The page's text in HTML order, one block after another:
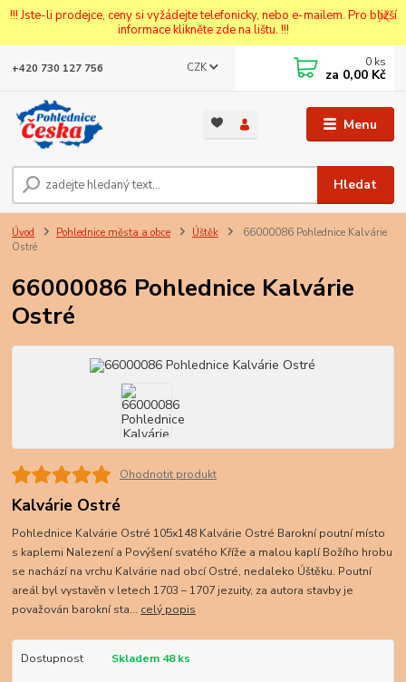
!!! Jste-li prodejce, ceny si vyžádejte telefonicky, nebo e-mailem. Pro bližší
informace klikněte zde na lištu. !!!
Menu
CZK
Hledat
+420 730 127 756 0 ks
za 0,00 Kč
Úvod Pohlednice města a obce Úštěk
66000086 Pohlednice Kalvárie
Ostré
66000086 Pohlednice Kalvárie
Ostré
Ohodnotit produkt
Kalvárie Ostré
Pohlednice Kalvárie Ostré 105x148 Kalvárie Ostré Barokní poutní místo
s kaplemi Nalezení a Povýšení svatého Kříže a malou kaplí Božího hrobu
se nachází na vrchu Kalvárie nad obcí Ostré, nedaleko Úštěku. Poutní
areál byl vystavěn v letech 1703 – 1707 jezuity, za autora stavby je
považován barokní sta... celý popis
Dostupnost Skladem 48 ks